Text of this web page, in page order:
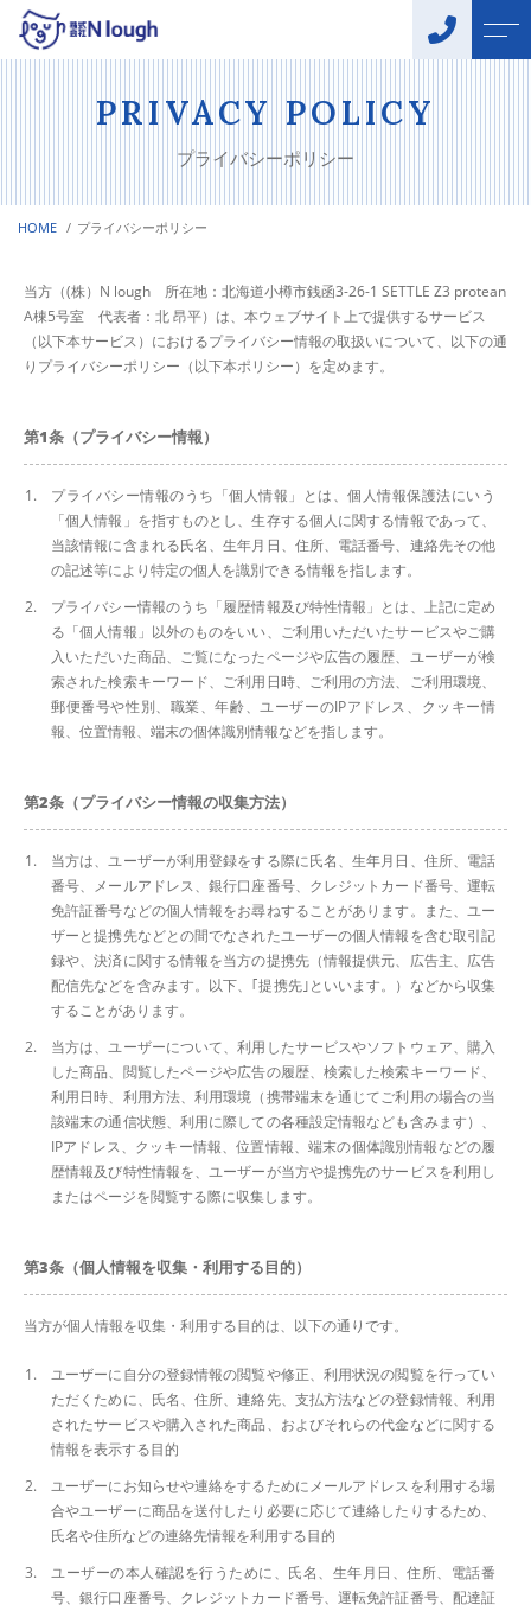
（株）Nloughについて
施工メニュー
トラブル解消
設備工事
企業概要
ニュース
コンテンツ
お問い合わせ
0134-61-7090
メールでのお問い合わせ
CONTACT
PRIVACY POLICY
プライバシーポリシー
HOME プライバシーポリシー
当方（(株）N lough 所在地：北海道小樽市銭函3-26-1 SETTLE Z3 protean
A棟5号室 代表者：北 昂平）は、本ウェブサイト上で提供するサービス
（以下本サービス）におけるプライバシー情報の取扱いについて、以下の通
りプライバシーポリシー（以下本ポリシー）を定めます。
第1条（プライバシー情報）
プライバシー情報のうち「個人情報」とは、個人情報保護法にいう
「個人情報」を指すものとし、生存する個人に関する情報であって、
当該情報に含まれる氏名、生年月日、住所、電話番号、連絡先その他
の記述等により特定の個人を識別できる情報を指します。
プライバシー情報のうち「履歴情報及び特性情報」とは、上記に定め
る「個人情報」以外のものをいい、ご利用いただいたサービスやご購
入いただいた商品、ご覧になったページや広告の履歴、ユーザーが検
索された検索キーワード、ご利用日時、ご利用の方法、ご利用環境、
郵便番号や性別、職業、年齢、ユーザーのIPアドレス、クッキー情
報、位置情報、端末の個体識別情報などを指します。
第2条（プライバシー情報の収集方法）
当方は、ユーザーが利用登録をする際に氏名、生年月日、住所、電話
番号、メールアドレス、銀行口座番号、クレジットカード番号、運転
免許証番号などの個人情報をお尋ねすることがあります。また、ユー
ザーと提携先などとの間でなされたユーザーの個人情報を含む取引記
録や、決済に関する情報を当方の提携先（情報提供元、広告主、広告
配信先などを含みます。以下、｢提携先｣といいます。）などから収集
することがあります。
当方は、ユーザーについて、利用したサービスやソフトウェア、購入
した商品、閲覧したページや広告の履歴、検索した検索キーワード、
利用日時、利用方法、利用環境（携帯端末を通じてご利用の場合の当
該端末の通信状態、利用に際しての各種設定情報なども含みます）、
IPアドレス、クッキー情報、位置情報、端末の個体識別情報などの履
歴情報及び特性情報を、ユーザーが当方や提携先のサービスを利用し
またはページを閲覧する際に収集します。
第3条（個人情報を収集・利用する目的）
当方が個人情報を収集・利用する目的は、以下の通りです。
ユーザーに自分の登録情報の閲覧や修正、利用状況の閲覧を行ってい
ただくために、氏名、住所、連絡先、支払方法などの登録情報、利用
されたサービスや購入された商品、およびそれらの代金などに関する
情報を表示する目的
ユーザーにお知らせや連絡をするためにメールアドレスを利用する場
合やユーザーに商品を送付したり必要に応じて連絡したりするため、
氏名や住所などの連絡先情報を利用する目的
ユーザーの本人確認を行うために、氏名、生年月日、住所、電話番
号、銀行口座番号、クレジットカード番号、運転免許証番号、配達証